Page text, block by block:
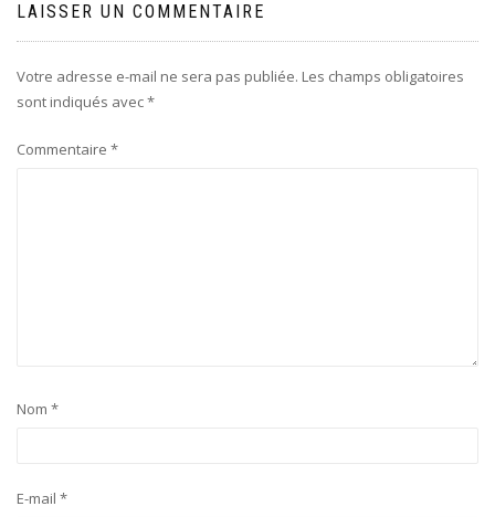
LAISSER UN COMMENTAIRE
Votre adresse e-mail ne sera pas publiée. Les champs obligatoires
sont indiqués avec*
Commentaire *
Nom *
E-mail *